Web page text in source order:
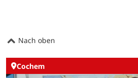
Nach oben
Cochem